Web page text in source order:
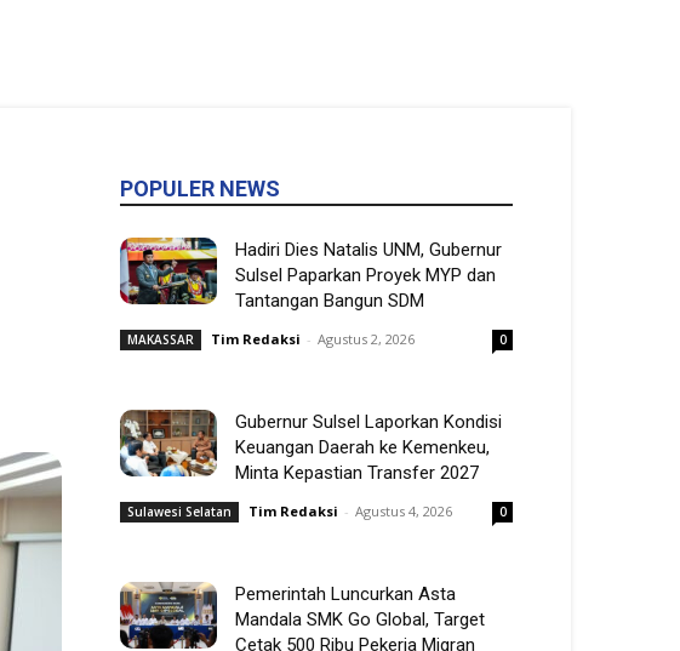
POPULER NEWS
Hadiri Dies Natalis UNM, Gubernur
Sulsel Paparkan Proyek MYP dan
Tantangan Bangun SDM
MAKASSAR Tim Redaksi - Agustus 2, 2026 0
Gubernur Sulsel Laporkan Kondisi
Keuangan Daerah ke Kemenkeu,
Minta Kepastian Transfer 2027
Sulawesi Selatan Tim Redaksi - Agustus 4, 2026 0
Pemerintah Luncurkan Asta
Mandala SMK Go Global, Target
Cetak 500 Ribu Pekerja Migran